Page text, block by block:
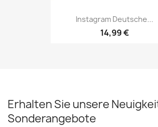
Instagram Deutsche...
14,99 €
Erhalten Sie unsere
Sonderangebote